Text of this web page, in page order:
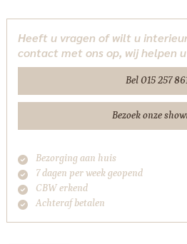
fabric
Bluvel
Tower
Heeft u vragen of wilt u
contact met ons op, wij helpen
Bel 015 257
Bezoek onze
Bezorging aan huis
7 dagen per week geopend
CBW erkend
Achteraf betalen